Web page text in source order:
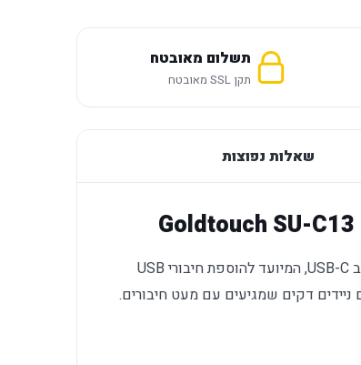
תשלום מאובטח
תקן SSL מאובטח
שאלות נפוצות
GOLDTOUCH SU-C13 TYPE-C USB HUB הוא האב USB-C, המיועד להוספת חיבורי USB